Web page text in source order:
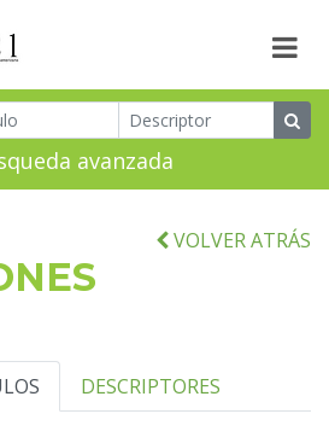
avanzada
VOLVER ATRÁS
DESCRIPTORES